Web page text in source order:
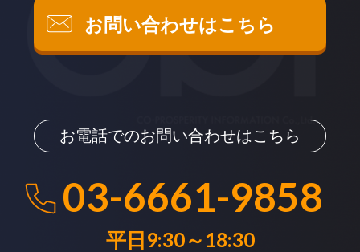
お問い合わせはこちら
お電話でのお問い合わせはこちら
03-6661-9858
平日9:30～18:30